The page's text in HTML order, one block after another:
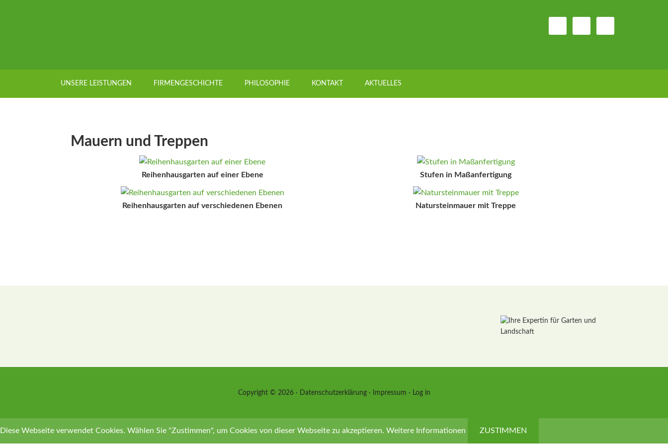
UNSERE LEISTUNGEN FIRMENGESCHICHTE PHILOSOPHIE KONTAKT AKTUELLES
Mauern und Treppen
Reihenhausgarten auf einer Ebene Stufen in Maßanfertigung
Reihenhausgarten auf verschiedenen Ebenen Natursteinmauer mit Treppe
Copyright © 2026 · Datenschutzerklärung· Impressum · Log in
Diese Webseite verwendet Cookies. Wählen Sie "Zustimmen", um Cookies von dieser Webseite zu akzeptieren. Weitere Informationen ZUSTIMMEN